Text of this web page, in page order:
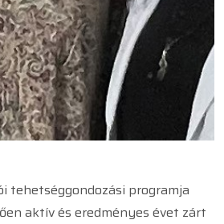
tehetséggondozási programja
aktív és eredményes évet zárt